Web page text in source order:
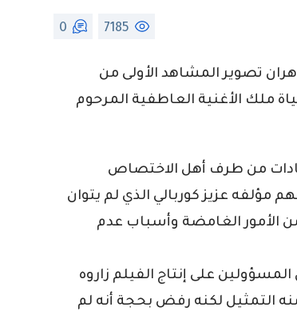
7185
0
تصوير المشاهد الأولى من
ملك الأغنية العاطفية المرحوم
من طرف أهل الاختصاص
عزيز كوربالي الذي لم يتوان
الأمور الغامضة وأسباب عدم
على إنتاج الفيلم زاروه
التمثيل لكنه رفض بحجة أنه لم